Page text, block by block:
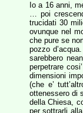
Io a 16 anni,
… poi
trucidati 30
ovunque nel
che pure se
pozzo
sarebbero
perpetrare
dimensioni
(che e’
ottenessero di
della Chiesa,
per sottrarli